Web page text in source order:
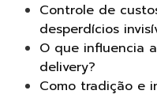
Controle de
desperdícios
O que influencia
delivery?
Como tradição e